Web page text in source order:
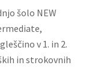
šolo NEW
v 1. in 2.
in strokovnih